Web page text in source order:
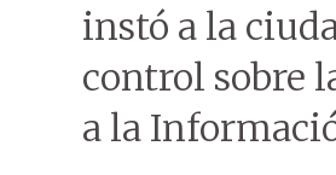
instó a la
control sobre
a la